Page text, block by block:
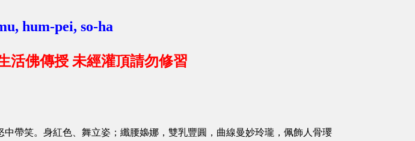
hum-pei, so-ha
活佛傳授 未經灌頂請勿修習
帶笑。身紅色、舞立姿；纖腰嬝娜，雙乳豐圓，曲線曼妙玲瓏，佩飾人骨瓔